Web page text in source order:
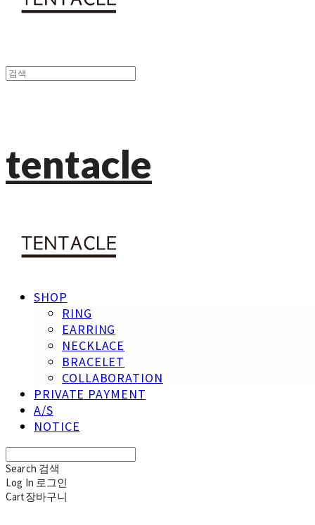
tentacle
SHOP
RING
EARRING
NECKLACE
BRACELET
COLLABORATION
PRIVATE PAYMENT
A/S
NOTICE
Search 검색
Log In 로그인
Cart장바구니